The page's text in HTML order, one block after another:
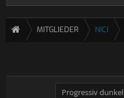
MITGLIEDER NICI
Progressiv dunkel